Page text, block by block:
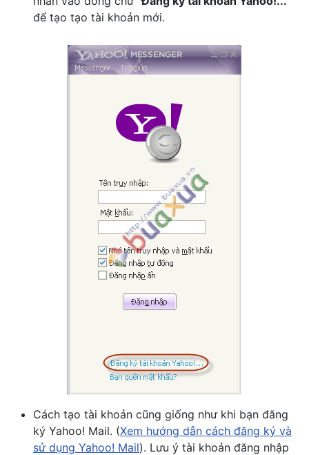
để tạo tạo tài khoản mới.
Cách tạo tài khoản cũng giống như khi bạn đăng
ký Yahoo! Mail. (Xem hướng dẫn cách đăng ký và
sử dụng Yahoo! Mail). Lưu ý tài khoản đăng nhập